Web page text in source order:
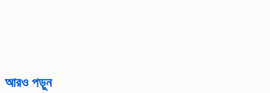
আরও পড়ুন